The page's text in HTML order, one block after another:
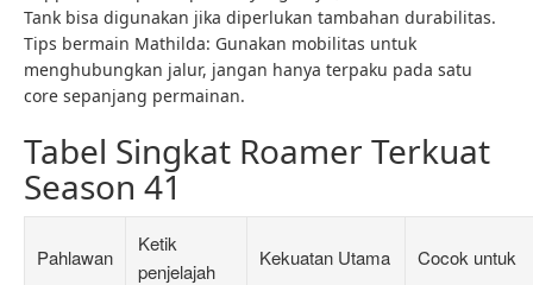
Tank bisa digunakan jika diperlukan tambahan durabilitas.
Tips bermain Mathilda: Gunakan mobilitas untuk
menghubungkan jalur, jangan hanya terpaku pada satu
core sepanjang permainan.
Tabel Singkat Roamer Terkuat
Season 41
Pahlawan
Ketik
penjelajah
Kekuatan Utama Cocok untuk